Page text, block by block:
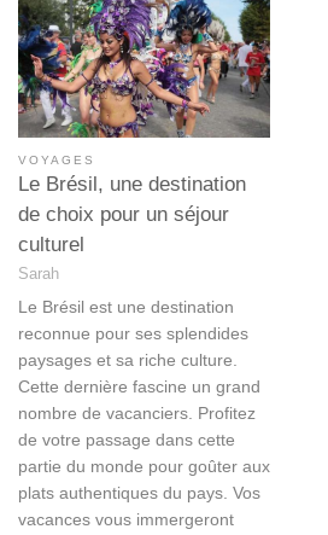
VOYAGES
Le Brésil, une destination
de choix pour un séjour
culturel
Sarah
Le Brésil est une destination
reconnue pour ses splendides
paysages et sa riche culture.
Cette dernière fascine un grand
nombre de vacanciers. Profitez
de votre passage dans cette
partie du monde pour goûter aux
plats authentiques du pays. Vos
vacances vous immergeront